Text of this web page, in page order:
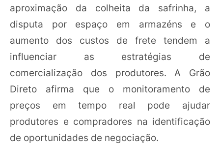
aproximação da colheita da safrinha, a
disputa por espaço em armazéns e o
aumento dos custos de frete tendem a
influenciar as estratégias de
comercialização dos produtores. A Grão
Direto afirma que o monitoramento de
preços em tempo real pode ajudar
produtores e compradores na identificação
de oportunidades de negociação.